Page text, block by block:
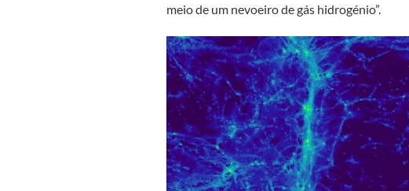
meio de um nevoeiro de gás hidrogénio”.